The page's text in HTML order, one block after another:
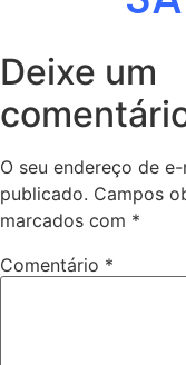
Deixe um
O seu endereço de
publicado. Campos
marcados com *
Comentário *